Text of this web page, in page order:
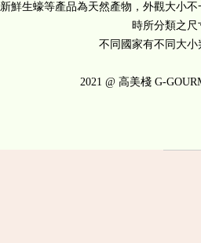
$499.00
新鮮生蠔等產品為天然產物，外觀大小
時所分類之尺
不同國家有不同大小
2021 @ 高美棧 G-